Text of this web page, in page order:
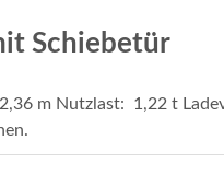
Schiebetür
m Nutzlast: 1,22 t